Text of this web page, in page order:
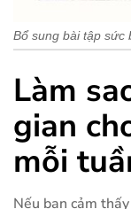
Bổ sung bài tập sức
Làm
gian
mỗi
Nếu bạn cảm